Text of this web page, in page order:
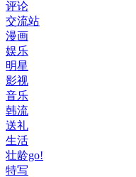
评论
交流站
漫画
娱乐
明星
影视
音乐
韩流
送礼
生活
壮龄go!
特写